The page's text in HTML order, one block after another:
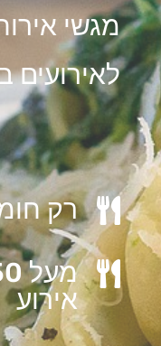
מגשי
 רק

אירוע